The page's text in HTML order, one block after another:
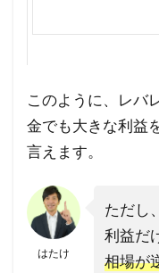
このように、レバ
金でも大きな利益
言えます。
はたけ
ただし
利益だ
相場が